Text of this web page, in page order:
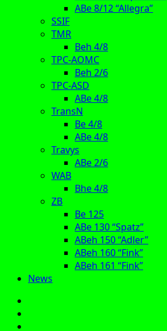
ABe 8/12 “Allegra”
SSIF
TMR
Beh 4/8
TPC-AOMC
Beh 2/6
TPC-ASD
ABe 4/8
TransN
Be 4/8
ABe 4/8
Travys
ABe 2/6
WAB
Bhe 4/8
ZB
Be 125
ABe 130 “Spatz”
ABeh 150 “Adler”
ABeh 160 “Fink”
ABeh 161 “Fink”
News